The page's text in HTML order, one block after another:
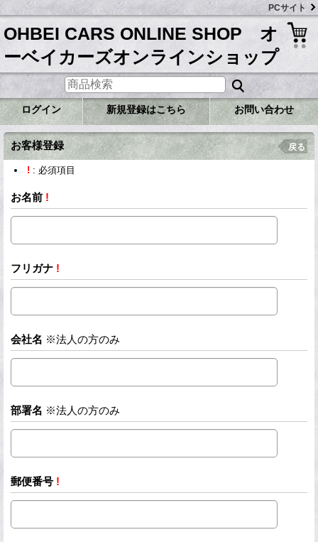
PCサイト
OHBEI CARS ONLINE SHOP オ
ーベイカーズオンラインショップ
ログイン 新規登録はこちら お問い合わせ
お客様登録 戻る
! : 必須項目
お名前 !
フリガナ !
会社名 ※法人の方のみ
部署名 ※法人の方のみ
郵便番号 !